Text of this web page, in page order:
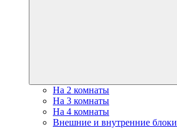
На 2 комнаты
На 3 комнаты
На 4 комнаты
Внешние и внутренние блоки